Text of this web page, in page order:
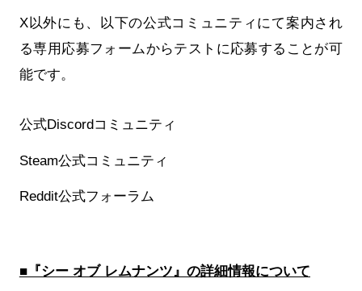
X以外にも、以下の公式コミュニティにて案内され
る専用応募フォームからテストに応募することが可
能です。
公式Discordコミュニティ
Steam公式コミュニティ
Reddit公式フォーラム
■『シー オブ レムナンツ』の詳細情報について